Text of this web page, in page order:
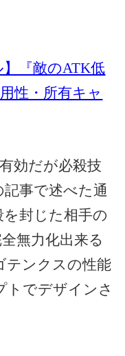
】『敵のATK低
性・所有キャ
効だが必殺技
事で述べた通
封じた相手の
無力化出来る
テンクスの性能
トでデザインさ